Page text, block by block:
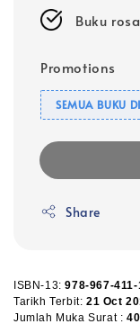
Buku
Promotions
SEMUA BUKU
Share
ISBN-13:978-967-
Tarikh Terbit: 21 Oct
Jumlah Muka Surat :